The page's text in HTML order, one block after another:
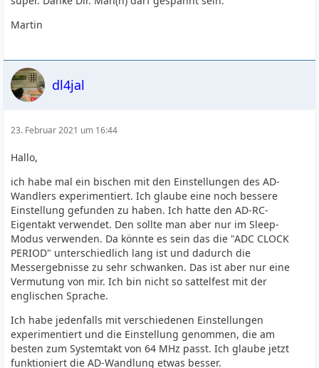
Martin
dl4jal
23. Februar 2021 um 16:44
Hallo,
ich habe mal ein bischen mit den Einstellungen des AD-
Wandlers experimentiert. Ich glaube eine noch bessere
Einstellung gefunden zu haben. Ich hatte den AD-RC-
Eigentakt verwendet. Den sollte man aber nur im Sleep-
Modus verwenden. Da könnte es sein das die "ADC CLOCK
PERIOD" unterschiedlich lang ist und dadurch die
Messergebnisse zu sehr schwanken. Das ist aber nur eine
Vermutung von mir. Ich bin nicht so sattelfest mit der
englischen Sprache.
Ich habe jedenfalls mit verschiedenen Einstellungen
experimentiert und die Einstellung genommen, die am
besten zum Systemtakt von 64 MHz passt. Ich glaube jetzt
funktioniert die AD-Wandlung etwas besser.